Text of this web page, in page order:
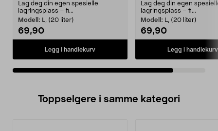
Lag deg din egen spesielle
lagringsplass – fi...
Modell: L, (20 liter)
69,90
Legg i handlekurv
Lag deg din egen
lagringsplass – fi...
Modell: L, (20 liter)
69,90
Legg i handlekurv
Toppselgere i samme kategori